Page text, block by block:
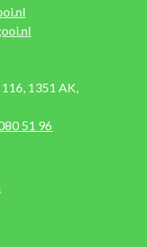
1351 AK,
51 96